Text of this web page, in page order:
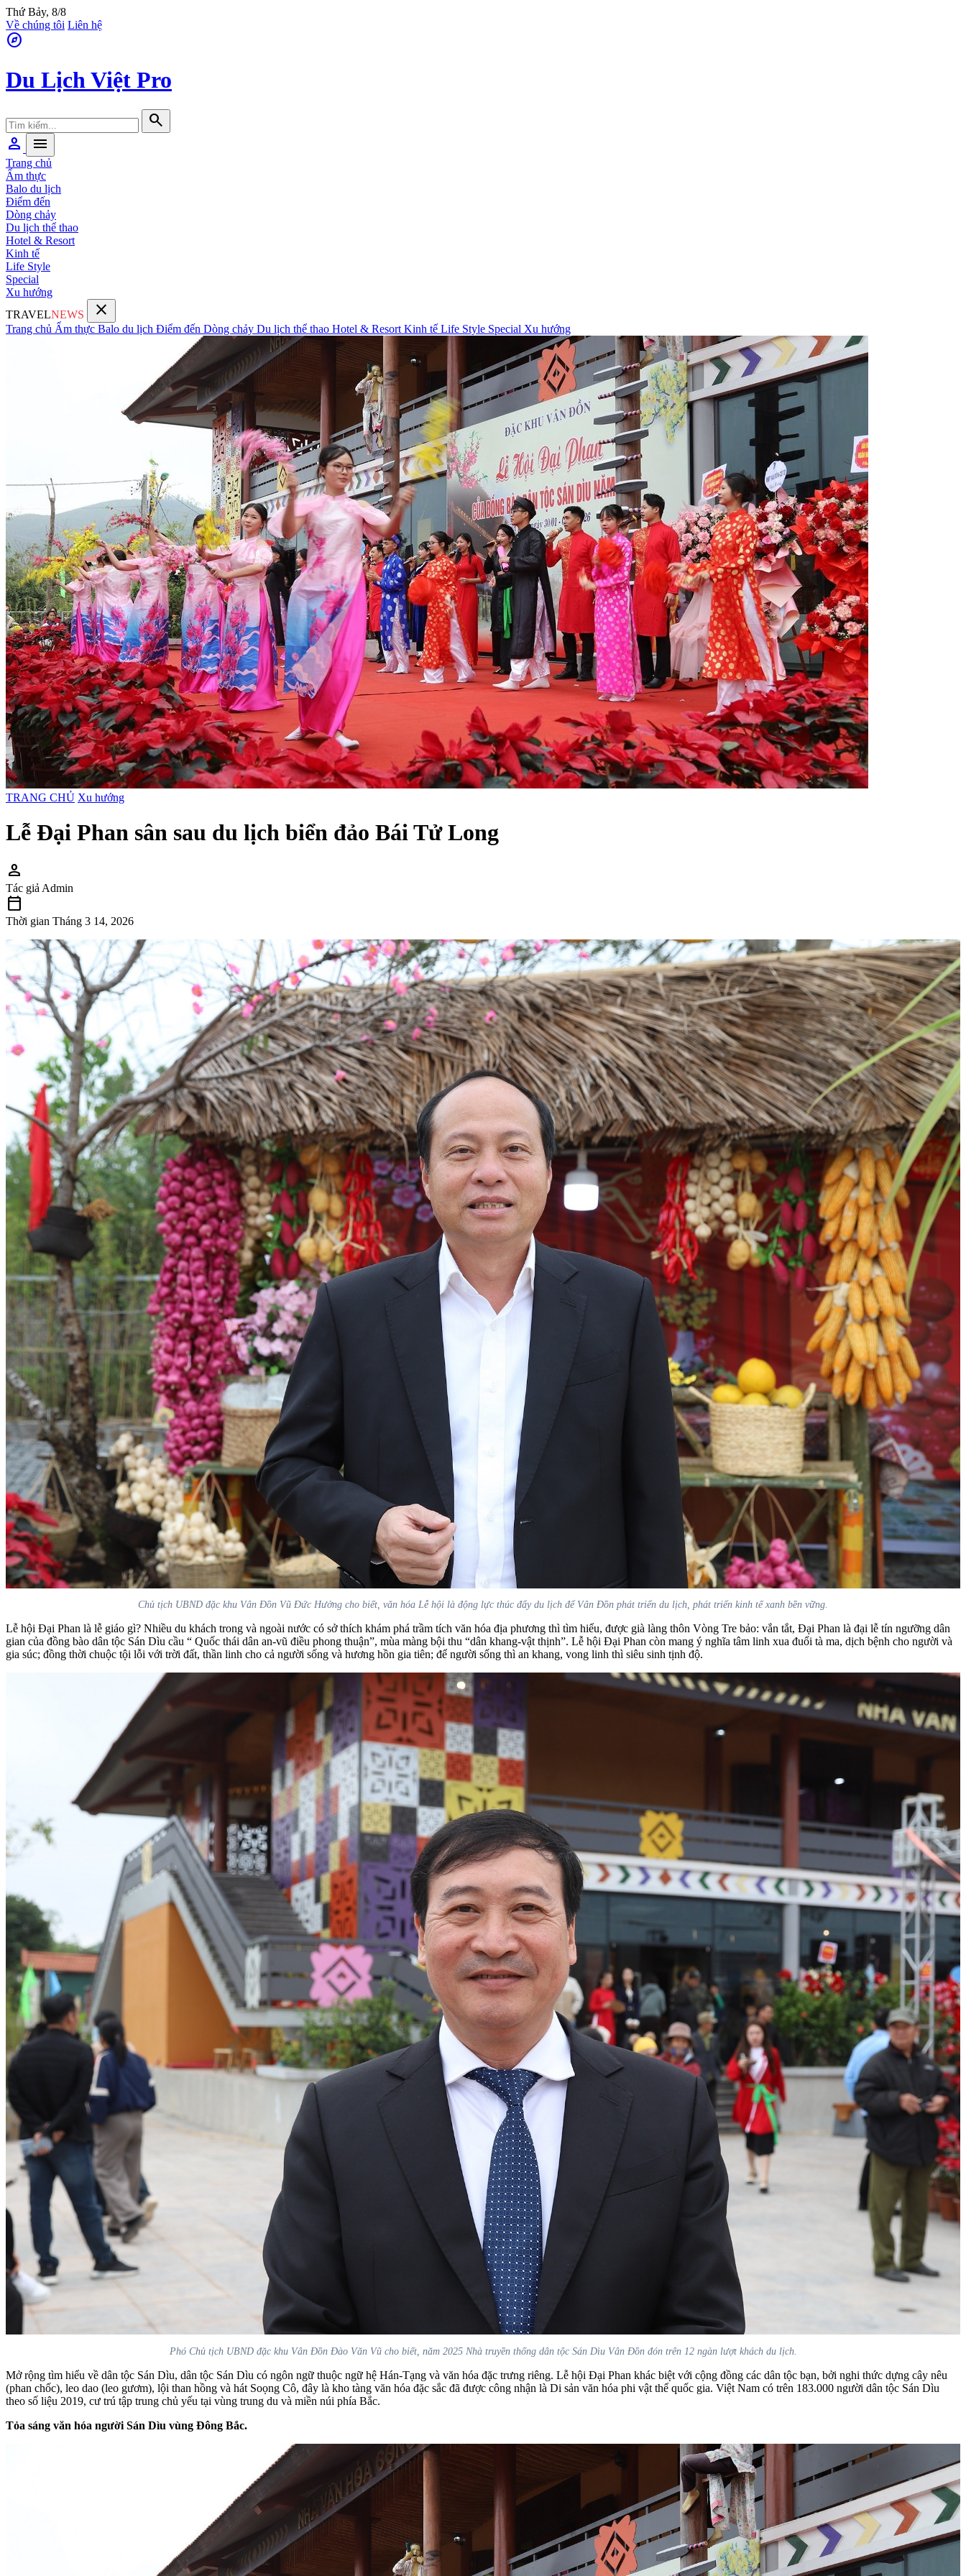
Thứ Bảy, 8/8
Về chúng tôi Liên hệ
explore
Du Lịch Việt Pro
search
person
menu
Trang chủ
Ẩm thực
Balo du lịch
Điểm đến
Dòng chảy
Du lịch thể thao
Hotel & Resort
Kinh tế
Life Style
Special
Xu hướng
TRAVELNEWS close
Trang chủ Ẩm thực Balo du lịch Điểm đến Dòng chảy Du lịch thể thao Hotel & Resort Kinh tế Life Style Special Xu hướng
TRANG CHỦ Xu hướng
Lễ Đại Phan sân sau du lịch biển đảo Bái Tử Long
person
Tác giả Admin
calendar_today
Thời gian Tháng 3 14, 2026
Chủ tịch UBND đặc khu Vân Đồn Vũ Đức Hưởng cho biết, văn hóa Lễ hội là động lực thúc đẩy du lịch để Vân Đồn phát triển du lịch, phát triển kinh tế xanh bền vững.
Lễ hội Đại Phan là lễ giáo gì? Nhiều du khách trong và ngoài nước có sở thích khám phá trầm tích văn hóa địa phương thì tìm hiểu, được già làng thôn Vòng Tre bảo: vắn tắt, Đại Phan là đại lễ tín ngưỡng dân
gian của đồng bào dân tộc Sán Dìu cầu “ Quốc thái dân an-vũ điều phong thuận”, mùa màng bội thu “dân khang-vật thịnh”. Lễ hội Đại Phan còn mang ý nghĩa tâm linh xua đuổi tà ma, dịch bệnh cho người và
gia súc; đồng thời chuộc tội lỗi với trời đất, thần linh cho cả người sống và hương hồn gia tiên; để người sống thì an khang, vong linh thì siêu sinh tịnh độ.
Phó Chủ tịch UBND đặc khu Vân Đồn Đào Văn Vũ cho biết, năm 2025 Nhà truyền thống dân tộc Sán Dìu Vân Đồn đón trên 12 ngàn lượt khách du lịch.
Mở rộng tìm hiểu về dân tộc Sán Dìu, dân tộc Sán Dìu có ngôn ngữ thuộc ngữ hệ Hán-Tạng và văn hóa đặc trưng riêng. Lễ hội Đại Phan khác biệt với cộng đồng các dân tộc bạn, bởi nghi thức dựng cây nêu
(phan chốc), leo dao (leo gươm), lội than hồng và hát Soọng Cô, đây là kho tàng văn hóa đặc sắc đã được công nhận là Di sản văn hóa phi vật thể quốc gia. Việt Nam có trên 183.000 người dân tộc Sán Dìu
theo số liệu 2019, cư trú tập trung chủ yếu tại vùng trung du và miền núi phía Bắc.
Tỏa sáng văn hóa người Sán Dìu vùng Đông Bắc.